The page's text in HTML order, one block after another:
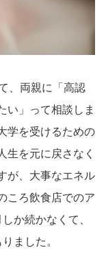
、両親に「高認
い」って相談しま
学を受けるための
生を元に戻さなく
が、大事なエネル
ころ飲食店でのア
か続かなくて、
ました。